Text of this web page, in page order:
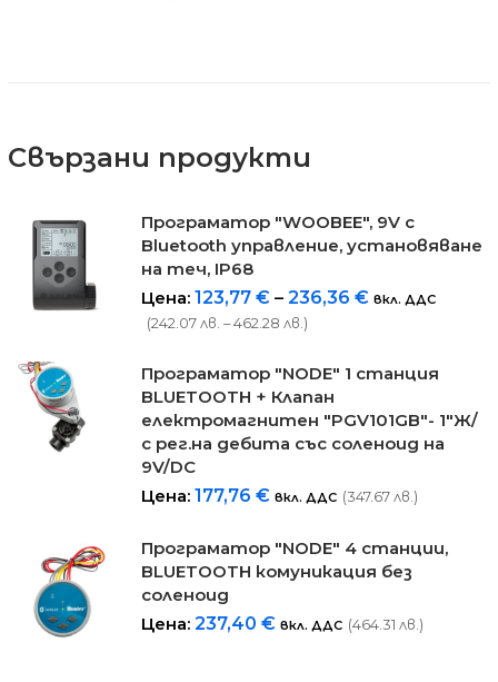
Свързани продукти
Програматор "WOOBEE", 9V с
Bluetooth управление, установяване
на теч, IP68
Цена:123,77€ –236,36€ вкл. ДДС
(242.07 лв. – 462.28 лв.)
Програматор "NODE" 1 станция
BLUETOOTH + Клапан
електромагнитен "PGV101GB"- 1"Ж/
с рег.на дебита със соленоид на
9V/DC
Цена:177,76€ вкл. ДДС (347.67 лв.)
Програматор "NODE" 4 станции,
BLUETOOTH комуникация без
соленоид
Цена:237,40€ вкл. ДДС (464.31 лв.)